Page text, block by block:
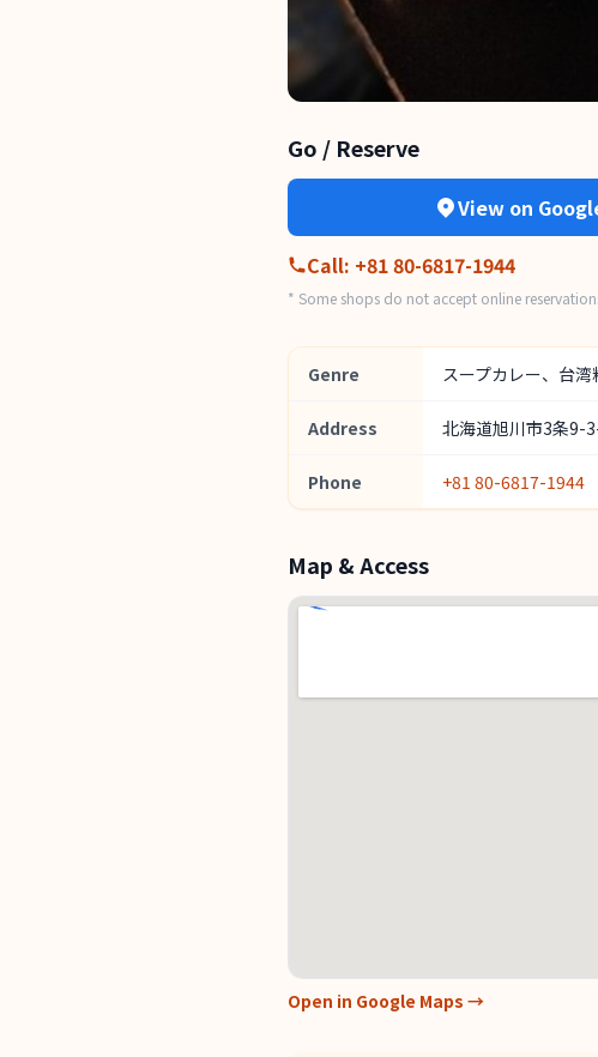
Go / Reserve
View on
Call: +81 80-6817-1944
* Some shops do not accept online
Genre スープカレー、台湾
Address 北海道旭川市3条9-
Phone +81 80-6817-1944
Map & Access
Open in Google Maps →